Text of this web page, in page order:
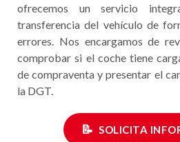
ofrecemos un servicio
transferencia del vehículo de
errores. Nos encargamos de
comprobar si el coche tiene
de compraventa y presentar el
la DGT.
📝 SOLICITA